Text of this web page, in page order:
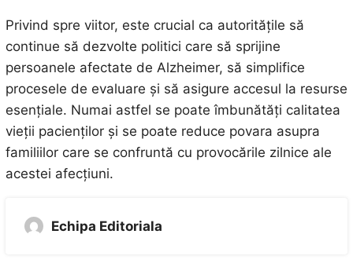
Privind spre viitor, este crucial ca autoritățile să
continue să dezvolte politici care să sprijine
persoanele afectate de Alzheimer, să simplifice
procesele de evaluare și să asigure accesul la resurse
esențiale. Numai astfel se poate îmbunătăți calitatea
vieții pacienților și se poate reduce povara asupra
familiilor care se confruntă cu provocările zilnice ale
acestei afecțiuni.
Echipa Editoriala